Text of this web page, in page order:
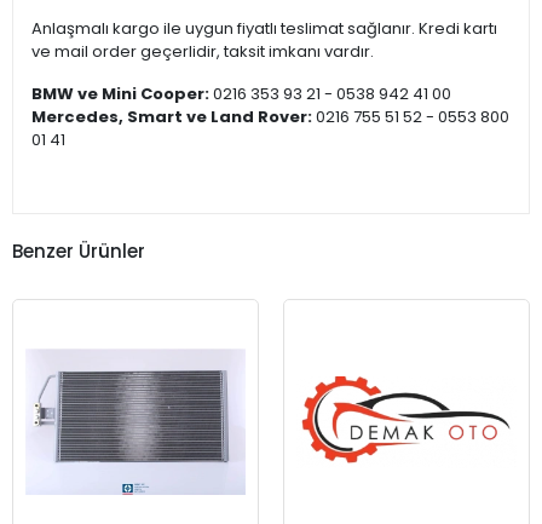
Anlaşmalı kargo ile uygun fiyatlı teslimat sağlanır. Kredi kartı
ve mail order geçerlidir, taksit imkanı vardır.
BMW ve Mini Cooper:0216 353 93 21 - 0538 942 41 00
Mercedes, Smart ve Land Rover:0216 755 51 52 - 0553 800
01 41
Benzer Ürünler